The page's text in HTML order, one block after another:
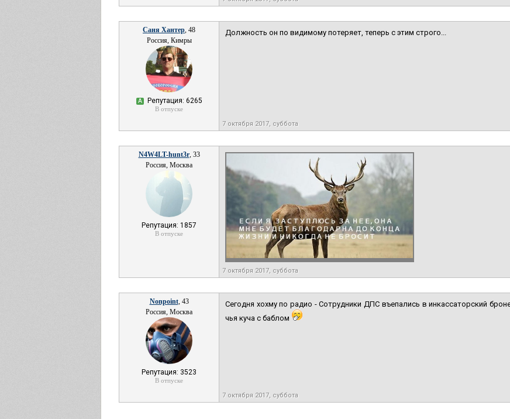
Саня Хантер, 48
Россия, Кимры
А Репутация: 6265
В отпуске
Должность он по видимому потеряет, теперь с этим строго...
7 октября 2017, суббота
N4W4LT-hunt3r, 33
Россия, Москва
Репутация: 1857
В отпуске
7 октября 2017, суббота
Nonpoint, 43
Россия, Москва
Репутация: 3523
В отпуске
Сегодня хохму по радио - Сотрудники ДПС въепались в инкассаторский
чья куча с баблом
7 октября 2017, суббота